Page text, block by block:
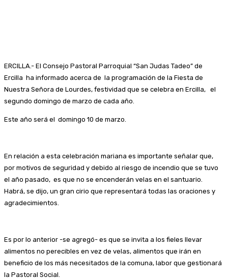
ERCILLA.- El Consejo Pastoral Parroquial “San Judas Tadeo” de
Ercilla ha informado acerca de la programación de la Fiesta de
Nuestra Señora de Lourdes, festividad que se celebra en Ercilla, el
segundo domingo de marzo de cada año.
Este año será el domingo 10 de marzo.
En relación a esta celebración mariana es importante señalar que,
por motivos de seguridad y debido al riesgo de incendio que se tuvo
el año pasado, es que no se encenderán velas en el santuario.
Habrá, se dijo, un gran cirio que representará todas las oraciones y
agradecimientos.
Es por lo anterior -se agregó- es que se invita a los fieles llevar
alimentos no perecibles en vez de velas, alimentos que irán en
beneficio de los más necesitados de la comuna, labor que gestionará
la Pastoral Social.